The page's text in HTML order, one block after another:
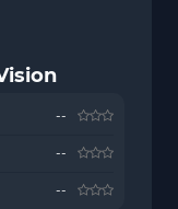
--
--
--